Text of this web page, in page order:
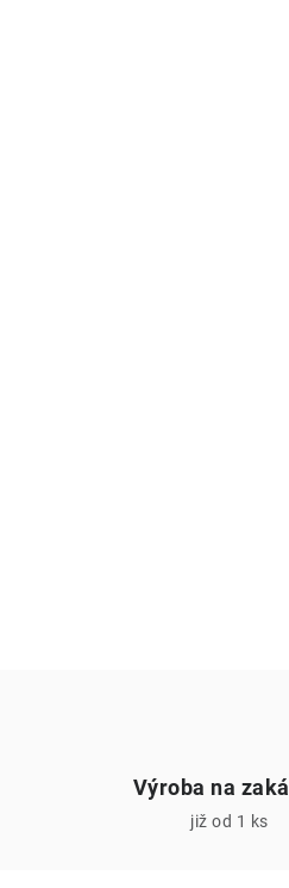
Výroba na
již od 1 ks